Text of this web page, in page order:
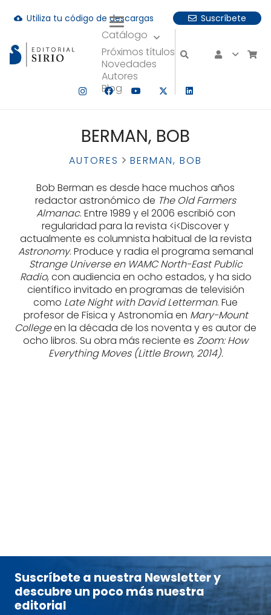
cloud_download Utiliza tu código de descargas Suscríbete
Catálogo
Próximos títulos
Novedades
Autores
Blog
hay resultados autocompletados, puedes utilizar las
BERMAN, BOB
AUTORES
BERMAN, BOB
Bob Berman es desde hace muchos años
redactor astronómico de The Old Farmers
Almanac. Entre 1989 y el 2006 escribió con
regularidad para la revista <i<Discover y
actualmente es columnista habitual de la revista
Astronomy. Produce y radia el programa semanal
Strange Universe en WAMC North-East Public
Radio, con audiencia en ocho estados, y ha sido
científico invitado en programas de televisión
como Late Night with David Letterman. Fue
profesor de Física y Astronomía en Mary-Mount
Collegeen la década de los noventa y es autor de
ocho libros. Su obra más reciente es Zoom: How
Everything Moves (Little Brown, 2014).
Suscríbete a nuestra Newsletter y
descubre un poco más nuestra
editorial